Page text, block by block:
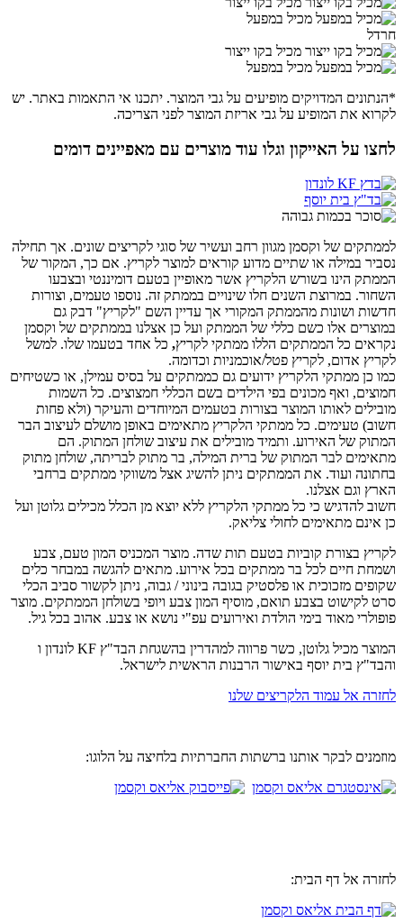
מכיל במפעל
חרדל
מכיל בקו ייצור
מכיל במפעל
*הנתונים המדויקים מופיעים על גבי המוצר. יתכנו אי התאמות באתר. יש
לקרוא את המופיע על גבי אריזת המוצר לפני הצריכה.
לחצו על האייקון וגלו עוד מוצרים עם מאפיינים דומים
לממתקים של וקסמן מגוון רחב ועשיר של סוגי לקריצים שונים. אך תחילה
נסביר במילה או שתיים מדוע קוראים למוצר לקריץ. אם כך, המקור של
הממתק הינו בשורש הלקריץ אשר מאופיין בטעם דומיננטי ובצבעו
השחור. במרוצת השנים חלו שינויים בממתק זה. נוספו טעמים, וצורות
חדשות ושונות מהממתק המקורי אך עדיין השם "לקריץ" דבק גם
במוצרים אלו כשם כללי של הממתק ועל כן אצלנו בממתקים של וקסמן
נקראים כל הממתקים הללו ממתקי לקריץ, כל אחד בטעמו שלו. למשל
לקריץ אדום, לקריץ פטל/אוכמניות וכדומה.
כמו כן ממתקי הלקריץ ידועים גם כממתקים על בסיס עמילן, או כשטיחים
חמוצים, ואף מכונים בפי הילדים בשם הכללי חמצוצים. כל השמות
מובילים לאותו המוצר בצורות בטעמים המיוחדים והעיקר (ולא פחות
חשוב) טעימים. כל ממתקי הלקריץ מתאימים באופן מושלם לעיצוב הבר
המתוק של האירוע. ותמיד מובילים את עיצוב שולחן המתוק. הם
מתאימים לבר המתוק של ברית המילה, בר מתוק לבריתה, שולחן מתוק
בחתונה ועוד. את הממתקים ניתן להשיג אצל משווקי ממתקים ברחבי
הארץ וגם אצלנו.
חשוב להדגיש כי כל ממתקי הלקריץ ללא יוצא מן הכלל מכילים גלוטן ועל
כן אינם מתאימים לחולי צליאק.
לקריץ בצורת קוביות בטעם תות שדה. מוצר המכניס המון טעם, צבע
ושמחת חיים לכל בר ממתקים בכל אירוע. מתאים להגשה במבחר כלים
שקופים מזכוכית או פלסטיק בגובה בינוני / גבוה, ניתן לקשור סביב הכלי
סרט לקישוט בצבע תואם, מוסיף המון צבע ויופי בשולחן הממתקים. מוצר
פופולרי מאוד בימי הולדת ואירועים עפ"י נושא או צבע. אהוב בכל גיל.
המוצר מכיל גלוטן, כשר פרווה למהדרין בהשגחת הבד"ץ KF לונדון ו
והבד"ץ בית יוסף באישור הרבנות הראשית לישראל.
לחזרה אל עמוד הלקריצים שלנו
מוזמנים לבקר אותנו ברשתות החברתיות בלחיצה על הלוגו:
לחזרה אל דף הבית: